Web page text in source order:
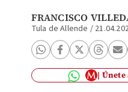
FRANCISCO
Tula de Allende /
Únete